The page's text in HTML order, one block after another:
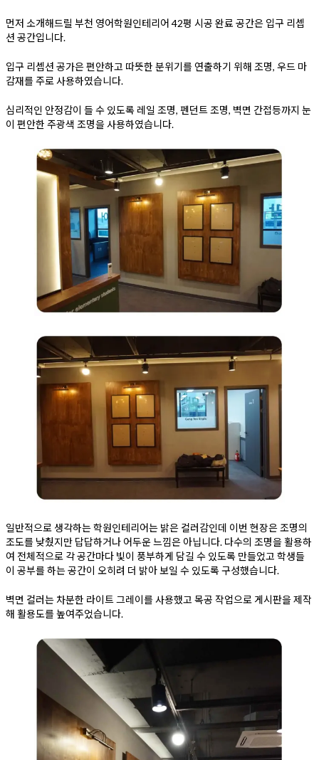
먼저 소개해드릴 부천 영어학원인테리어 42평 시공 완료 공간은 입구 리셉
션 공간입니다.
입구 리셉션 공가은 편안하고 따뜻한 분위기를 연출하기 위해 조명, 우드 마
감재를 주로 사용하였습니다.
심리적인 안정감이 들 수 있도록 레일 조명, 펜던트 조명, 벽면 간접등까지 눈
이 편안한 주광색 조명을 사용하였습니다.
일반적으로 생각하는 학원인테리어는 밝은 컬러감인데 이번 현장은 조명의
조도를 낮췄지만 답답하거나 어두운 느낌은 아닙니다. 다수의 조명을 활용하
여 전체적으로 각 공간마다 빛이 풍부하게 담길 수 있도록 만들었고 학생들
이 공부를 하는 공간이 오히려 더 밝아 보일 수 있도록 구성했습니다.
벽면 컬러는 차분한 라이트 그레이를 사용했고 목공 작업으로 게시판을 제작
해 활용도를 높여주었습니다.